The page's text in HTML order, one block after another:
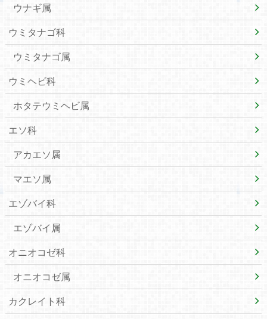
ウナギ属
ウミタナゴ科
ウミタナゴ属
ウミヘビ科
ホタテウミヘビ属
エソ科
アカエソ属
マエソ属
エゾバイ科
エゾバイ属
オニオコゼ科
オニオコゼ属
カクレイト科